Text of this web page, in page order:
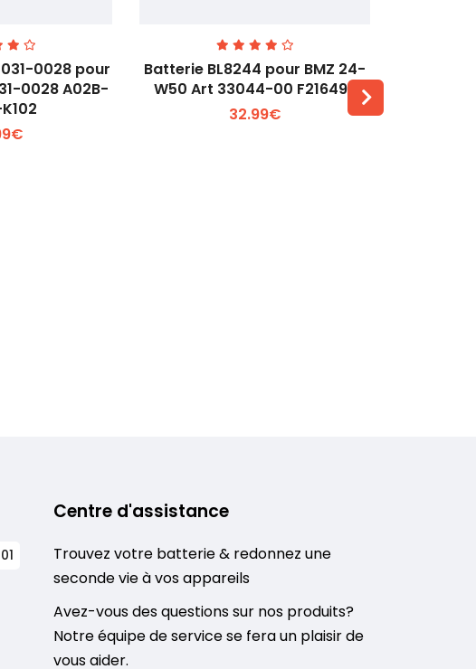
+
0028 pour
0028 A02B-
Voir plus +
Batterie BL8244 pour BMZ 24-
W50 Art 33044-00 F216499
32.99€
Centre d'assistance
Trouvez votre batterie & redonnez une
seconde vie à vos appareils
Avez-vous des questions sur nos produits?
Notre équipe de service se fera un plaisir de
vous aider.